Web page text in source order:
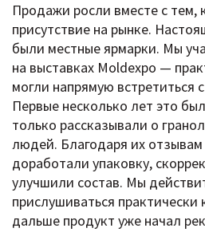
Продажи росли вместе с тем,
присутствие на рынке.
были местные ярмарки. Мы
на выставках Moldexpo —
могли напрямую встретиться
Первые несколько лет это
только рассказывали о
людей. Благодаря их
доработали упаковку,
улучшили состав. Мы
прислушиваться
дальше продукт уже начал